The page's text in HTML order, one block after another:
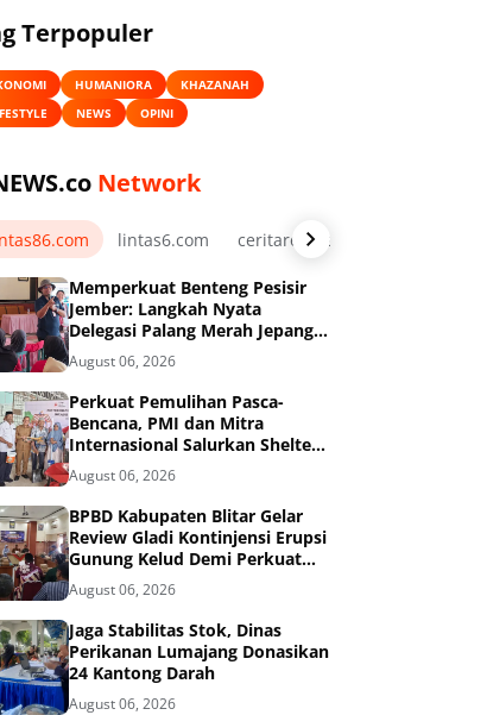
Terpopuler
HUMANIORA
KHAZANAH
NEWS OPINI
Network
lintas6.com ceritarelawan.my.id
Memperkuat Benteng Pesisir
Jember: Langkah Nyata
Delegasi Palang Merah Jepang
Dampingi Relawan dan Sekolah
Tangguh Bencana
August 06, 2026
Perkuat Pemulihan Pasca-
Bencana, PMI dan Mitra
Internasional Salurkan Shelter
Toolkit untuk 1.200 Keluarga di
Aceh Utara
August 06, 2026
BPBD Kabupaten Blitar Gelar
Review Gladi Kontinjensi Erupsi
Gunung Kelud Demi Perkuat
Mitigasi Bencana
August 06, 2026
Jaga Stabilitas Stok, Dinas
Perikanan Lumajang Donasikan
24 Kantong Darah
August 06, 2026